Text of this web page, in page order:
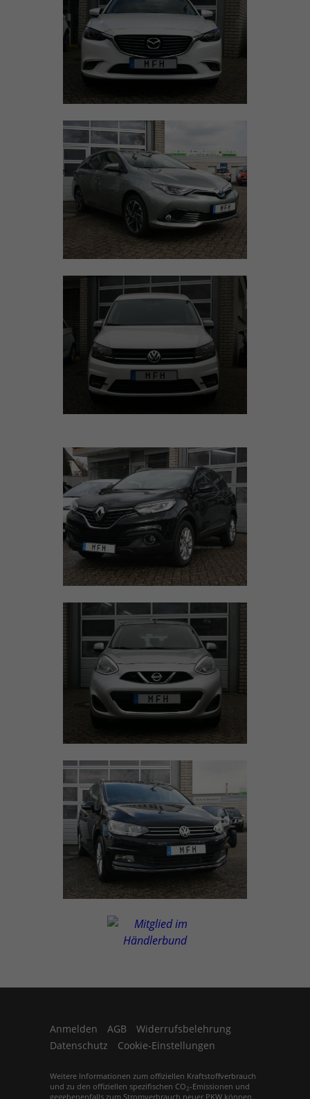
Anmelden AGB
Widerrufsbelehrung
Datenschutz
Cookie-Einstellungen
Weitere Informationen zum offiziellen Kraftstoffverbrauch
und zu den offiziellen spezifischen CO 2-Emissionen und
gegebenenfalls zum Stromverbrauch neuer PKW können